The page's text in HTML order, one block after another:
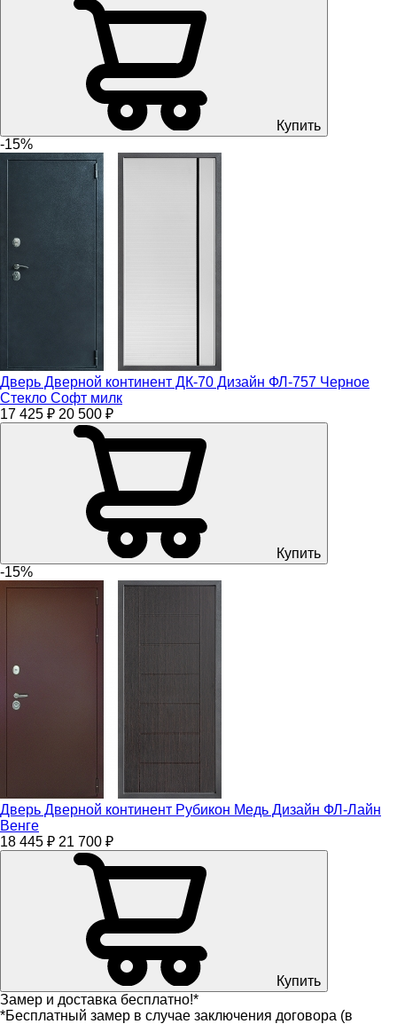
Купить
-15%
Дверь Дверной континент ДК-70 Дизайн ФЛ-757 Черное
Стекло Софт милк
17 425 ₽ 20 500 ₽
Купить
-15%
Дверь Дверной континент Рубикон Медь Дизайн ФЛ-Лайн
Венге
18 445 ₽ 21 700 ₽
Купить
Замер и доставка бесплатно!*
*Бесплатный замер в случае заключения договора (в